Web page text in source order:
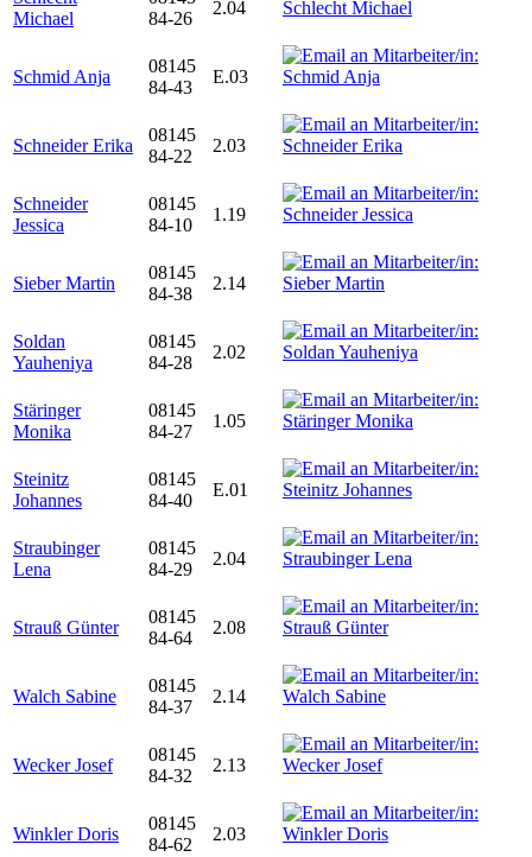
Michael
84-26
2.04
Schmid Anja
08145
84-43
E.03
Schneider Erika
08145
84-22
2.03
Schneider
Jessica
08145
84-10
1.19
Sieber Martin
08145
84-38
2.14
Soldan
Yauheniya
08145
84-28
2.02
Stäringer
Monika
08145
84-27
1.05
Steinitz
Johannes
08145
84-40
E.01
Straubinger
Lena
08145
84-29
2.04
Strauß Günter
08145
84-64
2.08
Walch Sabine
08145
84-37
2.14
Wecker Josef
08145
84-32
2.13
Winkler Doris
08145
84-62
2.03